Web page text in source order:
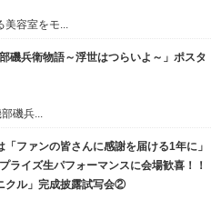
美容室をモ...
磯兵衛物語～浮世はつらいよ～」ポスタ
磯兵...
「ファンの皆さんに感謝を届ける1年に」
ライズ生パフォーマンスに会場歓喜！！
クル」完成披露試写会②